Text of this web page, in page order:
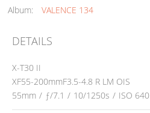
Album: VALENCE 134
DETAILS
X-T30 II
XF55-200mmF3.5-4.8 R LM OIS
55mm / ƒ/7.1 / 10/1250s / ISO 640